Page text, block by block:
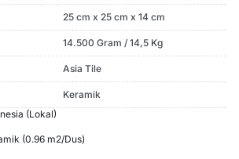
25 cm x 25 cm x 14 cm
14.500 Gram / 14,5 Kg
Asia Tile
Keramik
(Lokal)
(0.96 m2/Dus)